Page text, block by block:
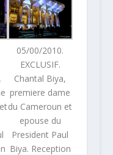
05/00/2010.
EXCLUSIF.
Chantal Biya,
premiere dame
du Cameroun et
epouse du
President Paul
Biya. Reception